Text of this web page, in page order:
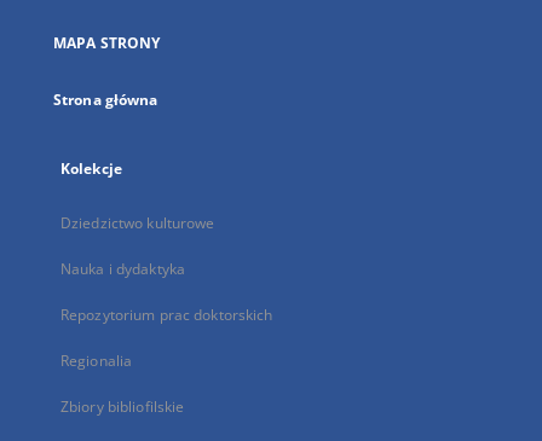
karcie
MAPA STRONY
Strona główna
Kolekcje
Dziedzictwo kulturowe
Nauka i dydaktyka
Repozytorium prac doktorskich
Regionalia
Zbiory bibliofilskie